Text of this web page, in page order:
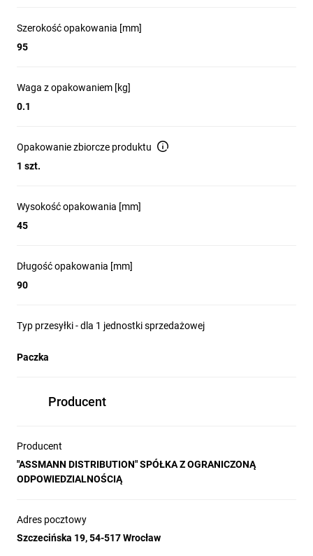
Szerokość opakowania [mm]
95
Waga z opakowaniem [kg]
0.1
Opakowanie zbiorcze produktu
1 szt.
Wysokość opakowania [mm]
45
Długość opakowania [mm]
90
Typ przesyłki - dla 1 jednostki sprzedażowej
Paczka
Producent
Producent
"ASSMANN DISTRIBUTION" SPÓŁKA Z OGRANICZONĄ
ODPOWIEDZIALNOŚCIĄ
Adres pocztowy
Szczecińska 19, 54-517 Wrocław